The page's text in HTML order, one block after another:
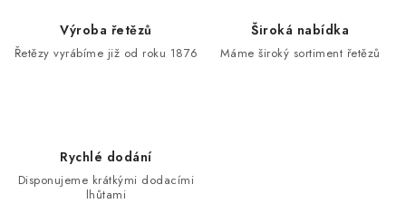
Výroba řetězů
Řetězy vyrábíme již od roku 1876
Široká nabídka
Máme široký sortiment řetězů
Rychlé dodání
Disponujeme krátkými dodacími
lhůtami